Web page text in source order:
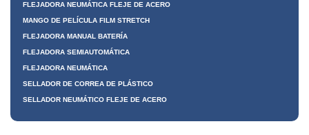
FLEJADORA NEUMÁTICA FLEJE DE ACERO
MANGO DE PELÍCULA FILM STRETCH
FLEJADORA MANUAL BATERÍA
FLEJADORA SEMIAUTOMÁTICA
FLEJADORA NEUMÁTICA
SELLADOR DE CORREA DE PLÁSTICO
SELLADOR NEUMÁTICO FLEJE DE ACERO